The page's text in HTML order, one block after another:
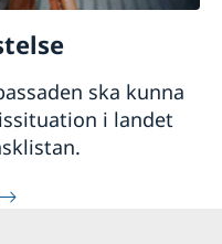
ska kunna
i landet